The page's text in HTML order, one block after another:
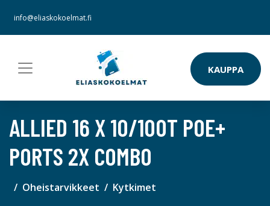
info@eliaskokoelmat.fi
KAUPPA
ALLIED 16 X 10/100T POE+
PORTS 2X COMBO
Oheistarvikkeet Kytkimet